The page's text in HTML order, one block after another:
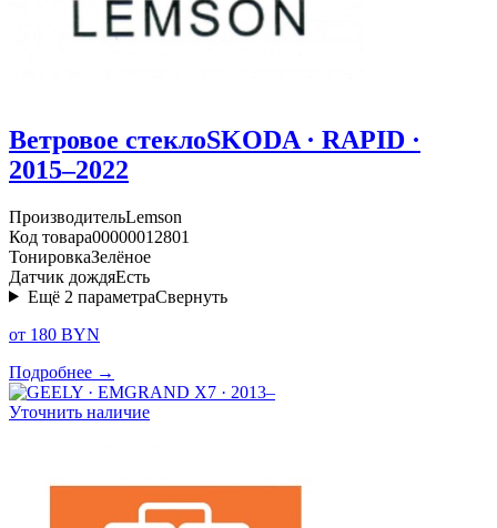
Ветровое стеклоSKODA · RAPID ·
2015–2022
ПроизводительLemson
Код товара00000012801
ТонировкаЗелёное
Датчик дождяЕсть
Ещё 2 параметраСвернуть
от 180 BYN
Подробнее →
Уточнить наличие